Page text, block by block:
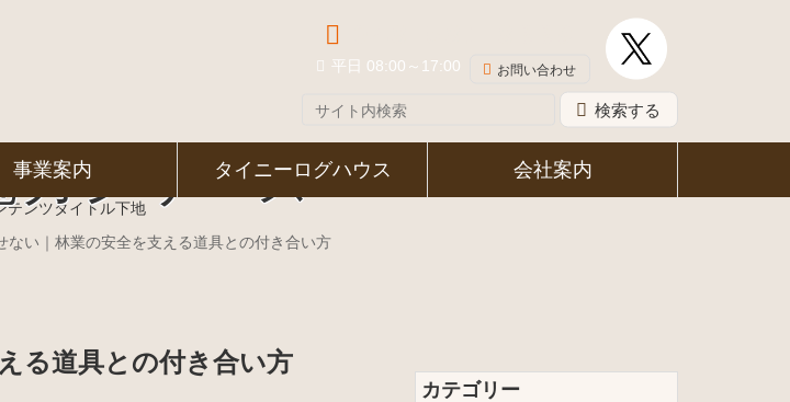
平日 08:00～17:00 お問い合わせ
検索する
事業案内 タイニーログハウス 会社案内
力シリーズ
ない｜林業の安全を支える道具との付き合い方
カテゴリー
る道具との付き合い方